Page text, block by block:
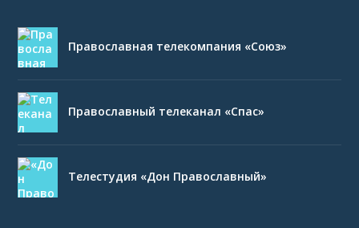
Православная телекомпания «Союз»
Православный телеканал «Спас»
Телестудия «Дон Православный»